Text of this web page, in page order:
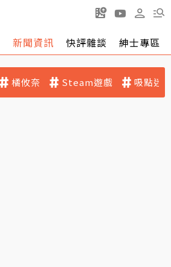
新聞資訊 快評雜談 紳士專區
橘攸奈 Steam遊戲 吸點迷